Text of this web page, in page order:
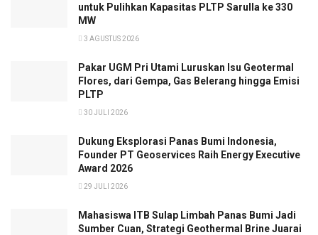
untuk Pulihkan Kapasitas PLTP Sarulla ke 330
MW
3 AGUSTUS 2026
Pakar UGM Pri Utami Luruskan Isu Geotermal
Flores, dari Gempa, Gas Belerang hingga Emisi
PLTP
30 JULI 2026
Dukung Eksplorasi Panas Bumi Indonesia,
Founder PT Geoservices Raih Energy Executive
Award 2026
29 JULI 2026
Mahasiswa ITB Sulap Limbah Panas Bumi Jadi
Sumber Cuan, Strategi Geothermal Brine Juarai